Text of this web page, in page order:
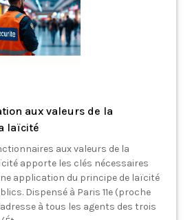
aux valeurs de la
laïcité
aux valeurs de la
apporte les clés nécessaires
application du principe de laïcité
Dispensé à Paris 11e (proche
à tous les agents des trois